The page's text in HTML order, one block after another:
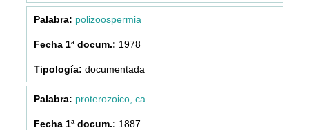
polizoospermia
1978
documentada
proterozoico, ca
1887